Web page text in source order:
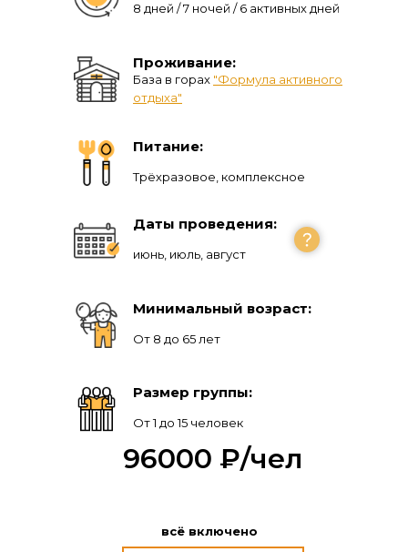
Проживание:
Питание:
Размер группы:
Минимальный возраст:
8 дней / 7 ночей / 6 активных дней
База в горах "Формула активного
отдыха"
Трёхразовое, комплексное
От 1 до 15 человек
От 8 до 65 лет
Даты проведения:
июнь, июль, август
96000 ₽/чел
всё включено